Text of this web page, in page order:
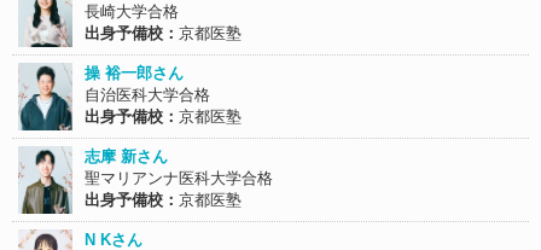
長崎大学合格
出身予備校： 京都医塾
操 裕一郎さん
自治医科大学合格
出身予備校： 京都医塾
志摩 新さん
聖マリアンナ医科大学合格
出身予備校： 京都医塾
N Kさん